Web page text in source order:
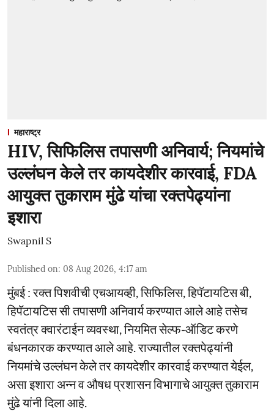
महाराष्ट्र
HIV, सिफिलिस तपासणी अनिवार्य; नियमांचे
उल्लंघन केले तर कायदेशीर कारवाई, FDA
आयुक्त तुकाराम मुंढे यांचा रक्तपेढ्यांना
इशारा
Swapnil S
Published on: 08 Aug 2026, 4:17 am
मुंबई : रक्त पिशवीची एचआयव्ही, सिफिलिस, हिपॅटायटिस बी,
हिपॅटायटिस सी तपासणी अनिवार्य करण्यात आले आहे तसेच
स्वतंत्र क्वारंटाईन व्यवस्था, नियमित सेल्फ-ऑडिट करणे
बंधनकारक करण्यात आले आहे. राज्यातील रक्तपेढ्यांनी
नियमांचे उल्लंघन केले तर कायदेशीर कारवाई करण्यात येईल,
असा इशारा अन्न व औषध प्रशासन विभागाचे आयुक्त तुकाराम
मुंढे यांनी दिला आहे.